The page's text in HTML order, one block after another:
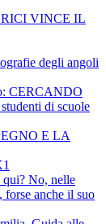
VINCE IL
degli angoli
CERCANDO
di scuole
E LA
No, nelle
forse anche il suo